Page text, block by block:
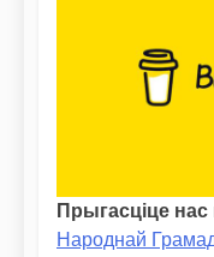
Прыгасціце нас
Народнай